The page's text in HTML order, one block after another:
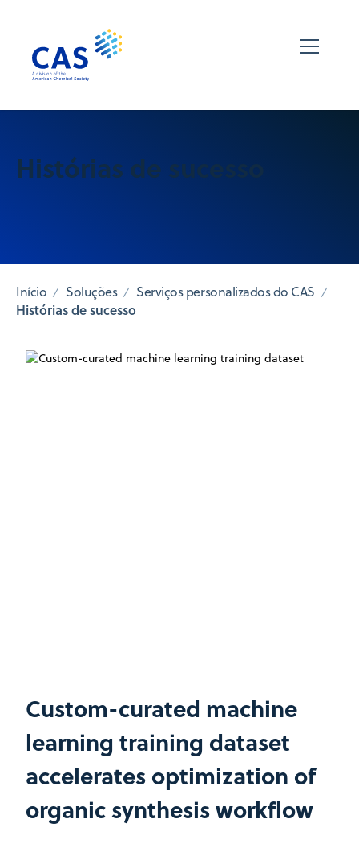
Histórias de sucesso
Início Soluções Serviços personalizados do CAS
Histórias de sucesso
Custom-curated machine
learning training dataset
accelerates optimization of
organic synthesis workflow